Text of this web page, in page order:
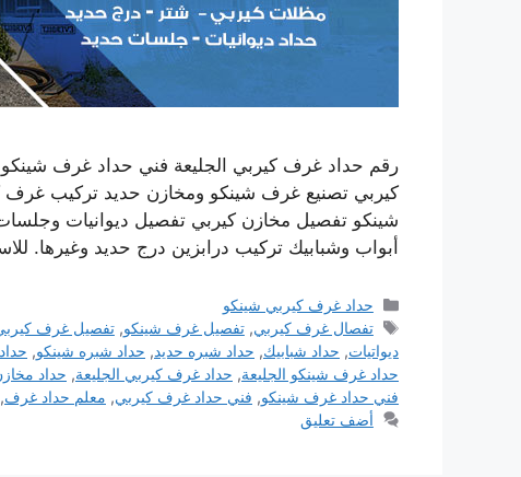
رقم حداد غرف كيربي الجليعة فني حداد غرف
كيربي تصنيع غرف شينكو ومخازن حديد تركيب
شينكو تفصيل مخازن كيربي تفصيل ديوانيات
أبواب وشبابيك تركيب درابزين درج حديد وغيرها.
التصنيفات
حداد غرف كيربي شينكو
الوسوم
تفصال غرف كيربي,تفصيل غرف شينكو,تفصيل غرف
ديواتيات, حداد شبابيك, حداد شبره حديد, حداد شبره شينكو,
حداد غرف شينكو الجليعة, حداد غرف كيربي الجليعة, حداد
فني حداد غرف شينكو, فني حداد غرف كيربي, معلم حداد غرف,
أضف تعليق